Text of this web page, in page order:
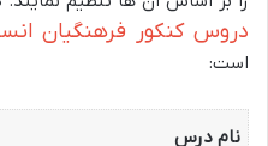
دروس کنکور فرهنگیان
است:
نام درس